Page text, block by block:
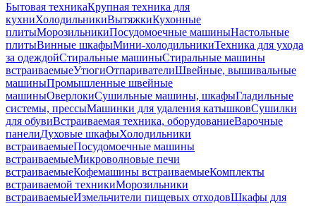
Бытовая техникаКрупная техника для
кухниХолодильникиВытяжкиКухонные
плитыМорозильникиПосудомоечные машиныНастольные
плитыВинные шкафыМини-холодильникиТехника для ухода
за одеждойСтиральные машиныСтиральные машины
встраиваемыеУтюгиОтпаривателиШвейные, вышивальные
машиныПромышленные швейные
машиныОверлокиСушильные машины, шкафыГладильные
системы, прессыМашинки для удаления катышковСушилки
для обувиВстраиваемая техника, оборудованиеВарочные
панелиДуховые шкафыХолодильники
встраиваемыеПосудомоечные машины
встраиваемыеМикроволновые печи
встраиваемыеКофемашины встраиваемыеКомплекты
встраиваемой техникиМорозильники
встраиваемыеИзмельчители пищевых отходовШкафы для